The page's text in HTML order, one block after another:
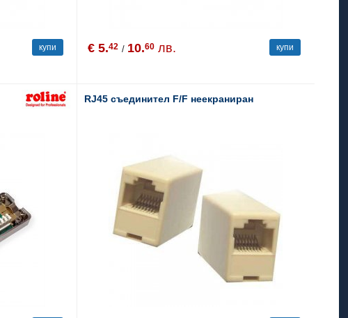
купи € 5.42 / 10.60 лв. купи
RJ45 съединител F/F неекраниран